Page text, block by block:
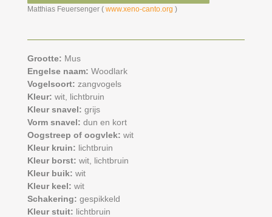
Matthias Feuersenger ( www.xeno-canto.org )
Grootte: Mus
Engelse naam: Woodlark
Vogelsoort: zangvogels
Kleur: wit, lichtbruin
Kleur snavel: grijs
Vorm snavel: dun en kort
Oogstreep of oogvlek: wit
Kleur kruin: lichtbruin
Kleur borst: wit, lichtbruin
Kleur buik: wit
Kleur keel: wit
Schakering: gespikkeld
Kleur stuit: lichtbruin